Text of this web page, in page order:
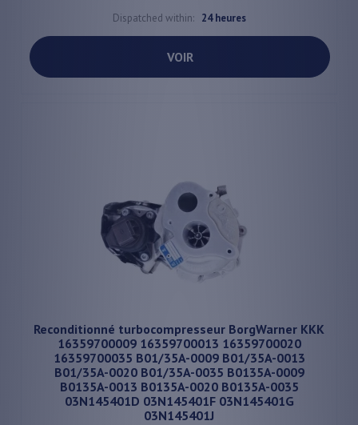
Dispatched within: 24 heures
VOIR
Reconditionné turbocompresseur BorgWarner KKK
16359700009 16359700013 16359700020
16359700035 B01/35A-0009 B01/35A-0013
B01/35A-0020 B01/35A-0035 B0135A-0009
B0135A-0013 B0135A-0020 B0135A-0035
03N145401D 03N145401F 03N145401G
03N145401J